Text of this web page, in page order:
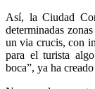
Así, la Ciudad
determinadas
un via crucis, con
para el turista
boca”, ya ha